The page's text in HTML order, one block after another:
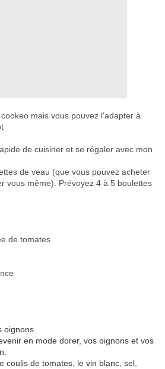
mais vous pouvez l'adapter à
t
de cuisiner et se régaler avec mon
de veau (que vous pouvez acheter
vous même). Prévoyez 4 à 5 boulettes
de tomates
oignons
en mode dorer, vos oignons et vos
coulis de tomates, le vin blanc, sel,